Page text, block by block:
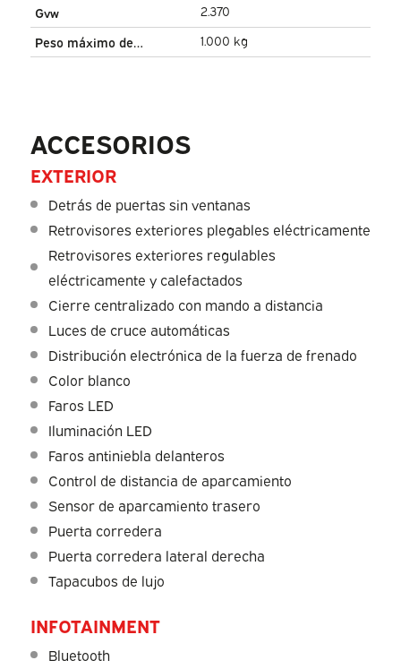
Gvw
2.370
Peso máximo de
1.000 kg
ACCESORIOS
EXTERIOR
Detrás de puertas sin ventanas
Retrovisores exteriores plegables eléctricamente
Retrovisores exteriores regulables
eléctricamente y calefactados
Cierre centralizado con mando a distancia
Luces de cruce automáticas
Distribución electrónica de la fuerza de frenado
Color blanco
Faros LED
Iluminación LED
Faros antiniebla delanteros
Control de distancia de aparcamiento
Sensor de aparcamiento trasero
Puerta corredera
Puerta corredera lateral derecha
Tapacubos de lujo
INFOTAINMENT
Bluetooth